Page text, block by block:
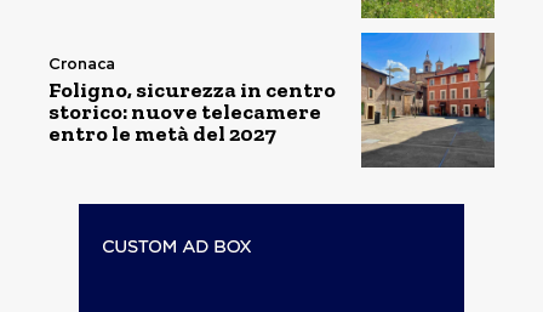
Cronaca
Foligno, sicurezza in centro
storico: nuove telecamere
entro le metà del 2027